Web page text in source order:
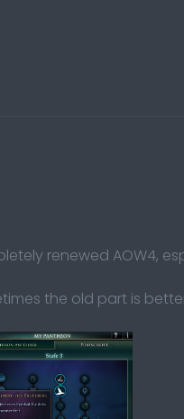
renewed AOW4,
the old part is